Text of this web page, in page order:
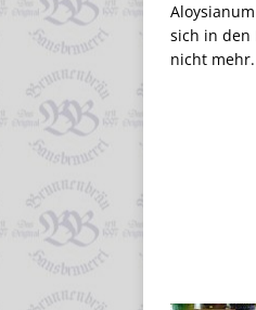
sich in den
nicht